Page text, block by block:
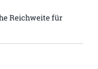
Reichweite für